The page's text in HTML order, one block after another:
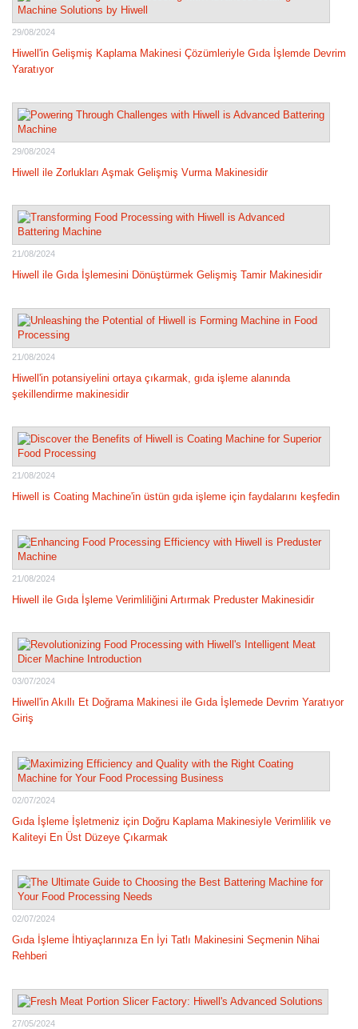
29/08/2024
Hiwell'in Gelişmiş Kaplama Makinesi Çözümleriyle Gıda İşlemde Devrim
Yaratıyor
29/08/2024
Hiwell ile Zorlukları Aşmak Gelişmiş Vurma Makinesidir
21/08/2024
Hiwell ile Gıda İşlemesini Dönüştürmek Gelişmiş Tamir Makinesidir
21/08/2024
Hiwell'in potansiyelini ortaya çıkarmak, gıda işleme alanında
şekillendirme makinesidir
21/08/2024
Hiwell is Coating Machine'in üstün gıda işleme için faydalarını keşfedin
21/08/2024
Hiwell ile Gıda İşleme Verimliliğini Artırmak Preduster Makinesidir
03/07/2024
Hiwell'in Akıllı Et Doğrama Makinesi ile Gıda İşlemede Devrim Yaratıyor
Giriş
02/07/2024
Gıda İşleme İşletmeniz için Doğru Kaplama Makinesiyle Verimlilik ve
Kaliteyi En Üst Düzeye Çıkarmak
02/07/2024
Gıda İşleme İhtiyaçlarınıza En İyi Tatlı Makinesini Seçmenin Nihai
Rehberi
27/05/2024